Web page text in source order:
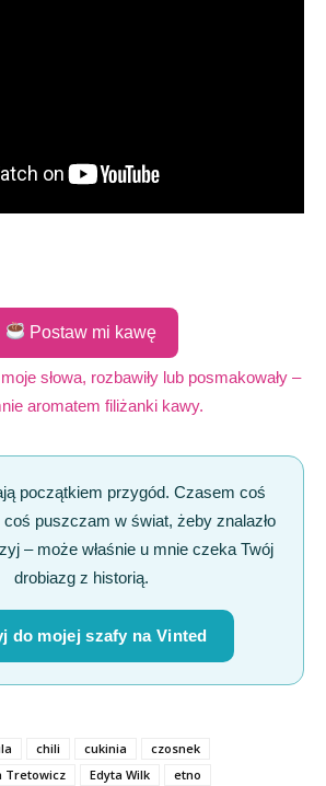
Postaw mi kawę
słowa, rozbawiły lub posmakowały –
aromatem filiżanki kawy.
początkiem przygód. Czasem coś
puszczam w świat, żeby znalazło
– może właśnie u mnie czeka Twój
drobiazg z historią.
do mojej szafy na Vinted
chili cukinia
czosnek
Tretowicz Edyta Wilk etno